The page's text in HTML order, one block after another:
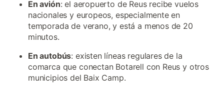
En avión: el aeropuerto de Reus recibe vuelos
nacionales y europeos, especialmente en
temporada de verano, y está a menos de 20
minutos.
En autobús: existen líneas regulares de la
comarca que conectan Botarell con Reus y otros
municipios del Baix Camp.